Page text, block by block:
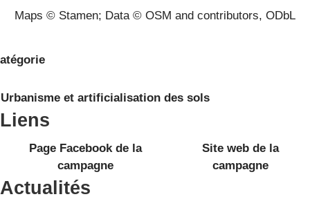
Maps © Stamen; Data © OSM and contributors, ODbL
Urbanisme et artificialisation des sols
Liens
Page Facebook de la
campagne
Site web de la
campagne
Actualités